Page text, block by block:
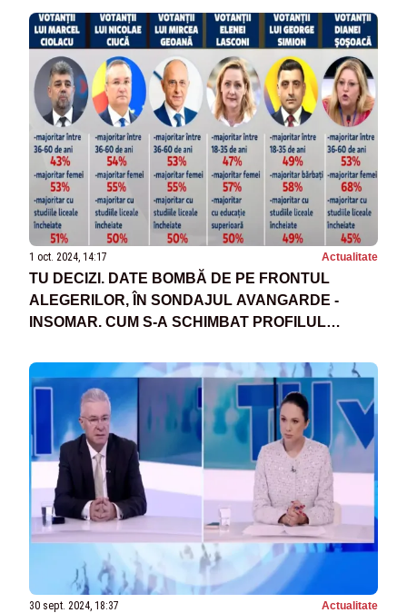
ECONOMIE?
1 oct. 2024, 14:17 Actualitate
TU DECIZI. DATE BOMBĂ DE PE FRONTUL
ALEGERILOR, ÎN SONDAJUL AVANGARDE -
INSOMAR. CUM S-A SCHIMBAT PROFILUL
30 sept. 2024, 18:37 Actualitate